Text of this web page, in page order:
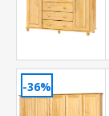
-36%